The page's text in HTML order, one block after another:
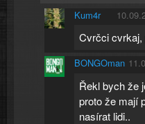
Kum4r
Cvrčci cvrkaj,
BONGOman
Řekl bych že
proto že mají
nasírat lidi..